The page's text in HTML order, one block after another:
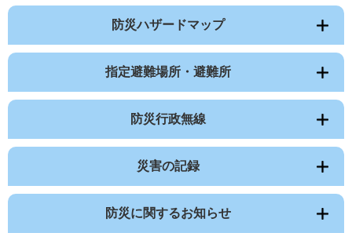
防災ハザードマップ
指定避難場所・避難所
防災行政無線
災害の記録
防災に関するお知らせ